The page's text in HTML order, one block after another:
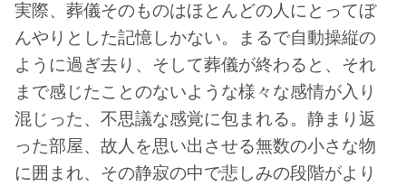
実際、葬儀そのものはほとんどの人にとってぼ
んやりとした記憶しかない。まるで自動操縦の
ように過ぎ去り、そして葬儀が終わると、それ
まで感じたことのないような様々な感情が入り
混じった、不思議な感覚に包まれる。静まり返
った部屋、故人を思い出させる無数の小さな物
に囲まれ、その静寂の中で悲しみの段階がより